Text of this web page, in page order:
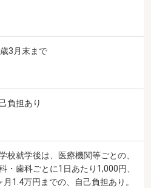
3月末まで
負担あり
校就学後は、医療機関等ごとの、
・歯科ごとに1日あたり1,000円、
月1.4万円までの、自己負担あり。